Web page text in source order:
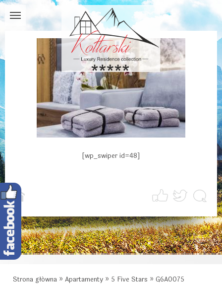
[wp_swiper id=48]
Strona główna » Apartamenty » 5 Five Stars » G6A0075